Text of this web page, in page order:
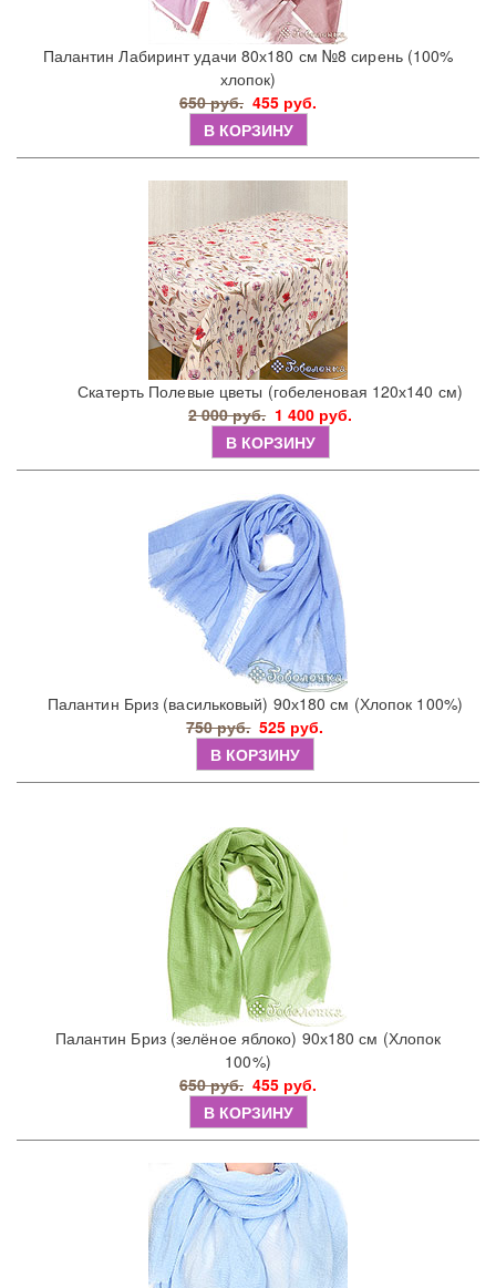
Палантин Лабиринт удачи 80х180 см №8 сирень (100%
хлопок)
650 руб. 455 руб.
В КОРЗИНУ
Скатерть Полевые цветы (гобеленовая 120х140 см)
2 000 руб. 1 400 руб.
В КОРЗИНУ
Палантин Бриз (васильковый) 90х180 см (Хлопок 100%)
750 руб. 525 руб.
В КОРЗИНУ
Палантин Бриз (зелёное яблоко) 90х180 см (Хлопок
100%)
650 руб. 455 руб.
В КОРЗИНУ